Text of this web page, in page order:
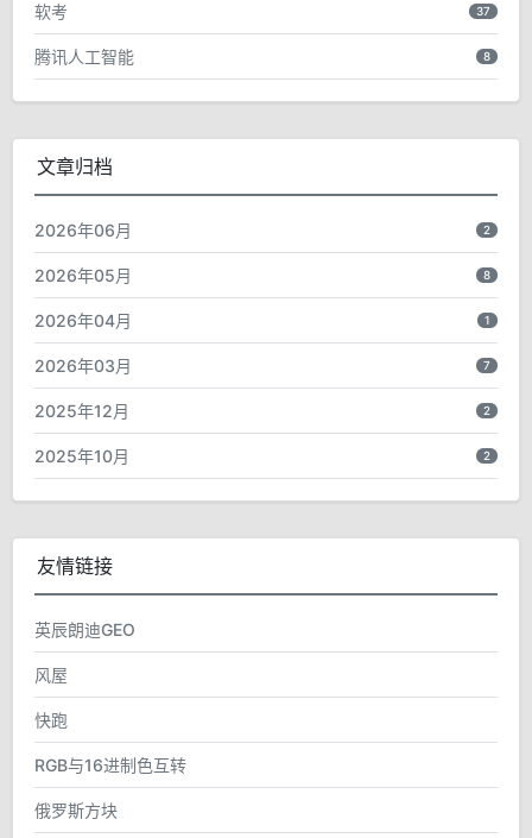
软考 37
腾讯人工智能 8
文章归档
2026年06月 2
2026年05月 8
2026年04月 1
2026年03月 7
2025年12月 2
2025年10月 2
友情链接
英辰朗迪GEO
风屋
快跑
RGB与16进制色互转
俄罗斯方块